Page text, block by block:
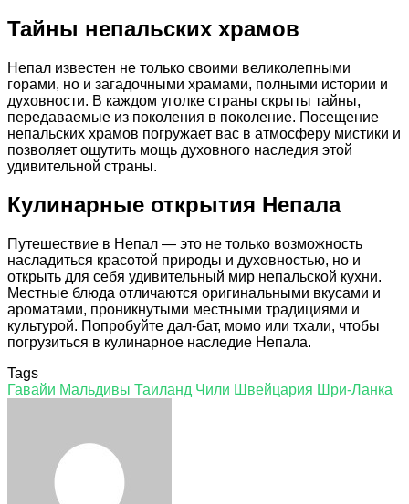
Тайны непальских храмов
Непал известен не только своими великолепными
горами, но и загадочными храмами, полными истории и
духовности. В каждом уголке страны скрыты тайны,
передаваемые из поколения в поколение. Посещение
непальских храмов погружает вас в атмосферу мистики и
позволяет ощутить мощь духовного наследия этой
удивительной страны.
Кулинарные открытия Непала
Путешествие в Непал — это не только возможность
насладиться красотой природы и духовностью, но и
открыть для себя удивительный мир непальской кухни.
Местные блюда отличаются оригинальными вкусами и
ароматами, проникнутыми местными традициями и
культурой. Попробуйте дал-бат, момо или тхали, чтобы
погрузиться в кулинарное наследие Непала.
Tags
Гавайи Мальдивы Таиланд Чили Швейцария Шри-Ланка